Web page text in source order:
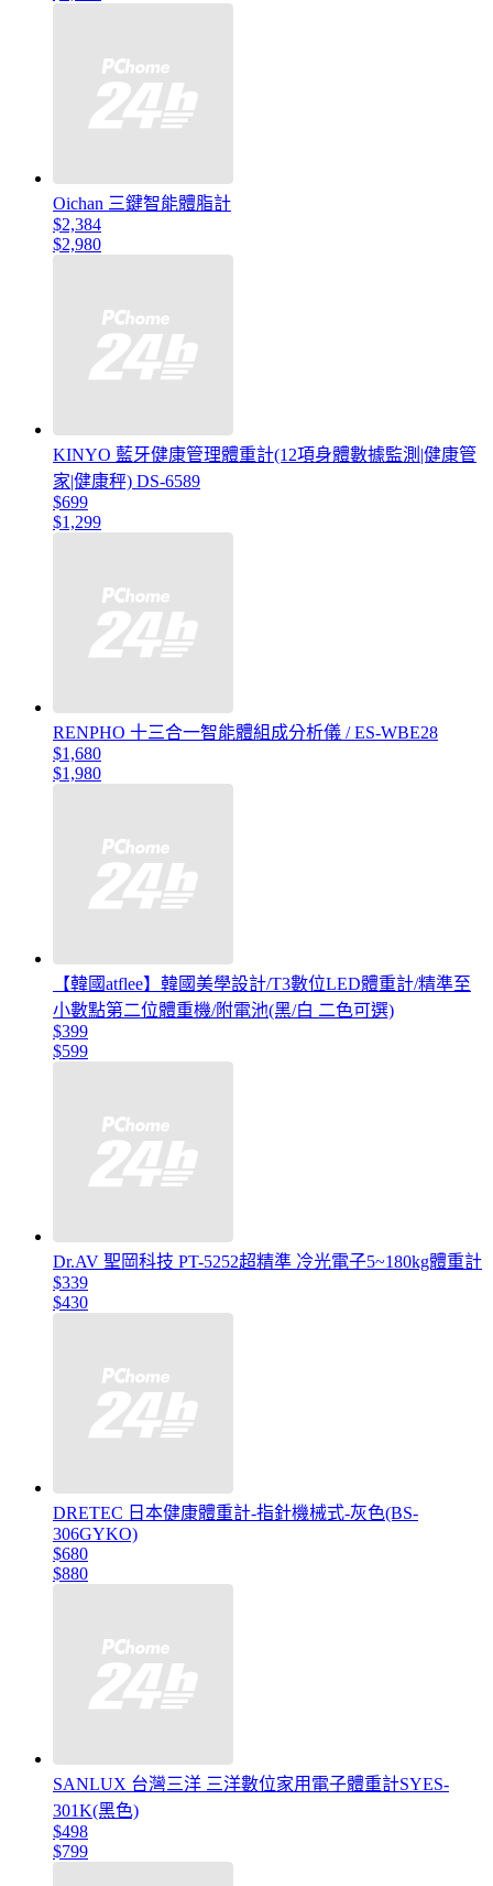
Oichan 三鍵智能體脂計
$2,384
$2,980
KINYO 藍牙健康管理體重計(12項身體數據監測|健康管
家|健康秤) DS-6589
$699
$1,299
RENPHO 十三合一智能體組成分析儀 / ES-WBE28
$1,680
$1,980
【韓國atflee】韓國美學設計/T3數位LED體重計/精準至
小數點第二位體重機/附電池(黑/白 二色可選)
$399
$599
Dr.AV 聖岡科技 PT-5252超精準 冷光電子5~180kg體重計
$339
$430
DRETEC 日本健康體重計-指針機械式-灰色(BS-
306GYKO)
$680
$880
SANLUX 台灣三洋 三洋數位家用電子體重計SYES-
301K(黑色)
$498
$799